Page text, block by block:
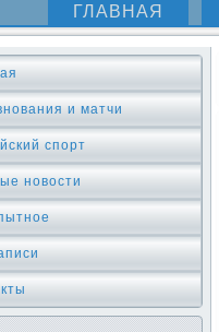
ГЛАВНАЯ
и матчи
спорт
новости